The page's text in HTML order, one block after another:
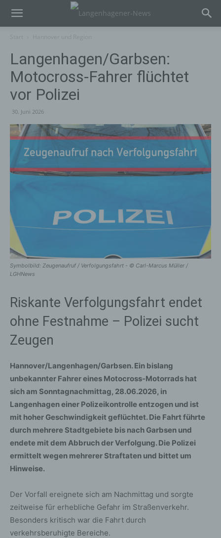
Langenhagen/Garbsen:
Motocross-Fahrer flüchtet
vor Polizei
30. Juni 2026
Symbolbild: Zeugenaufruf / Verfolgungsfahrt - © Carl-Marcus Müller /
LGHNews
Riskante Verfolgungsfahrt endet
ohne Festnahme – Polizei sucht
Zeugen
Hannover/Langenhagen/Garbsen.Ein bislang
unbekannter Fahrer eines Motocross-Motorrads hat
sich am Sonntagnachmittag, 28.06.2026, in
Langenhagen einer Polizeikontrolle entzogen und ist
mit hoher Geschwindigkeit geflüchtet. Die Fahrt führte
durch mehrere Stadtgebiete bis nach Garbsen und
endete mit dem Abbruch der Verfolgung. Die Polizei
ermittelt wegen mehrerer Straftaten und bittet um
Hinweise.
Der Vorfall ereignete sich am Nachmittag und sorgte
zeitweise für erhebliche Gefahr im Straßenverkehr.
Besonders kritisch war die Fahrt durch
verkehrsberuhigte Bereiche.